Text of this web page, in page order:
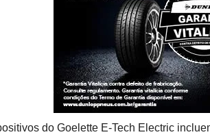
do Goelette E-Tech Electric